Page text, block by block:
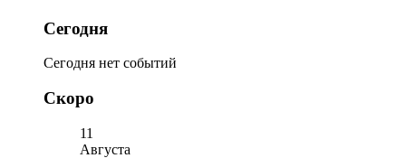
Сегодня
Сегодня нет событий
Скоро
11
Августа